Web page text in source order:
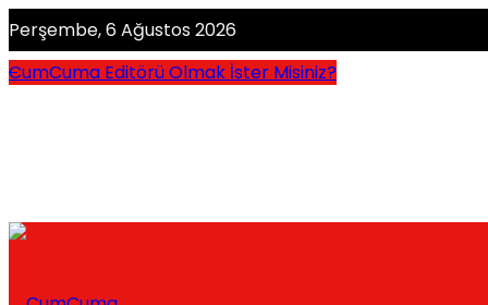
Perşembe, 6 Ağustos 2026
CumCuma Editörü Olmak İster Misiniz?